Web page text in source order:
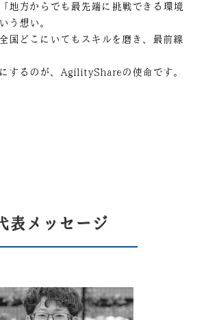
地方からでも最先端に挑戦できる環境
う想い。
国どこにいてもスキルを磨き、最前線
するのが、AgilityShareの使命です。
表メッセージ